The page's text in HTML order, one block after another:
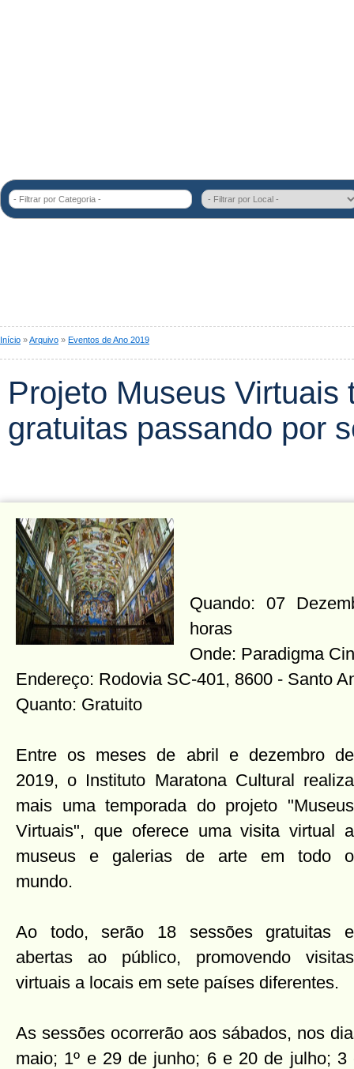
- Filtrar por Categoria -
Início »Arquivo » Eventos de Ano 2019
Projeto Museus Virtuais
gratuitas passando por
Quando: 07
horas
Onde: Paradigma
Endereço: Rodovia SC-401, 8600 - Santo
Quanto: Gratuito
Entre os meses de abril e dezembro de
2019, o Instituto Maratona Cultural realiza
mais uma temporada do projeto "Museus
Virtuais", que oferece uma visita virtual a
museus e galerias de arte em todo o
mundo.
Ao todo, serão 18 sessões gratuitas e
abertas ao público, promovendo visitas
virtuais a locais em sete países diferentes.
As sessões ocorrerão aos sábados, nos
maio; 1º e 29 de junho; 6 e 20 de julho;